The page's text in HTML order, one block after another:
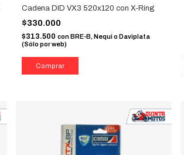
Cadena DID VX3 520x120 con X-Ring
$330.000
$313.500 con BRE-B, Nequi o Daviplata
(Sólo por web)